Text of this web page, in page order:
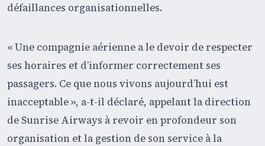
défaillances organisationnelles.
« Une compagnie aérienne a le devoir de respecter
ses horaires et d’informer correctement ses
passagers. Ce que nous vivons aujourd’hui est
inacceptable », a-t-il déclaré, appelant la direction
de Sunrise Airways à revoir en profondeur son
organisation et la gestion de son service à la